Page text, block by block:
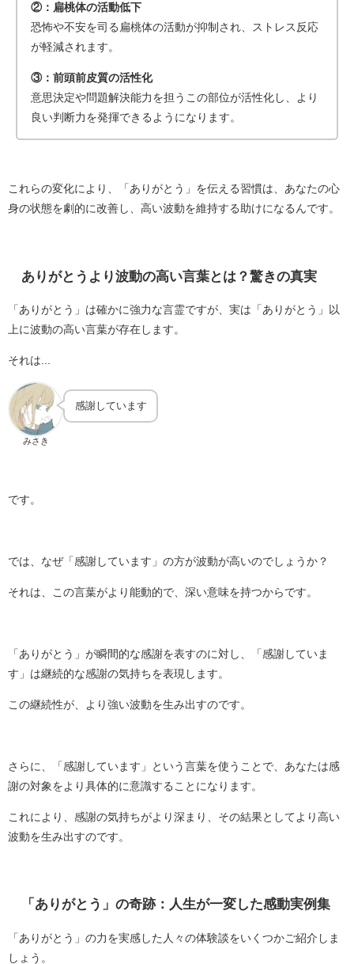
②：扁桃体の活動低下
恐怖や不安を司る扁桃体の活動が抑制され、ストレス反応
が軽減されます。
③：前頭前皮質の活性化
意思決定や問題解決能力を担うこの部位が活性化し、より
良い判断力を発揮できるようになります。
これらの変化により、「ありがとう」を伝える習慣は、あなたの心
身の状態を劇的に改善し、高い波動を維持する助けになるんです。
ありがとうより波動の高い言葉とは？驚きの真実
「ありがとう」は確かに強力な言霊ですが、実は「ありがとう」以
上に波動の高い言葉が存在します。
それは...
みさき
感謝しています
です。
では、なぜ「感謝しています」の方が波動が高いのでしょうか？
それは、この言葉がより能動的で、深い意味を持つからです。
「ありがとう」が瞬間的な感謝を表すのに対し、「感謝していま
す」は継続的な感謝の気持ちを表現します。
この継続性が、より強い波動を生み出すのです。
さらに、「感謝しています」という言葉を使うことで、あなたは感
謝の対象をより具体的に意識することになります。
これにより、感謝の気持ちがより深まり、その結果としてより高い
波動を生み出すのです。
「ありがとう」の奇跡：人生が一変した感動実例集
「ありがとう」の力を実感した人々の体験談をいくつかご紹介しま
しょう。